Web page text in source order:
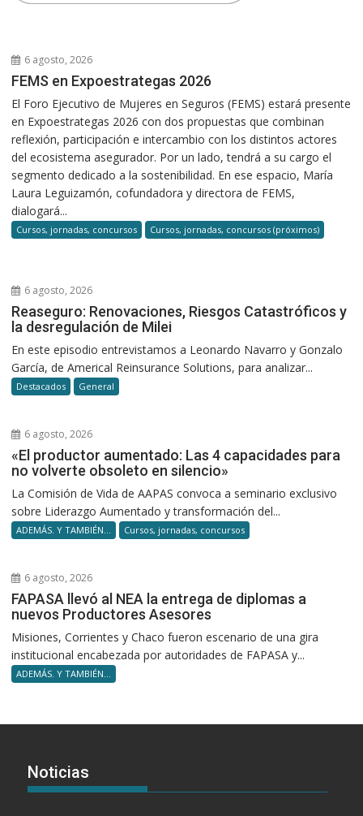
6 agosto, 2026
FEMS en Expoestrategas 2026
El Foro Ejecutivo de Mujeres en Seguros (FEMS) estará presente
en Expoestrategas 2026 con dos propuestas que combinan
reflexión, participación e intercambio con los distintos actores
del ecosistema asegurador. Por un lado, tendrá a su cargo el
segmento dedicado a la sostenibilidad. En ese espacio, María
Laura Leguizamón, cofundadora y directora de FEMS,
dialogará...
Cursos, jornadas, concursos Cursos, jornadas, concursos (próximos)
6 agosto, 2026
Reaseguro: Renovaciones, Riesgos Catastróficos y
la desregulación de Milei
En este episodio entrevistamos a Leonardo Navarro y Gonzalo
García, de Americal Reinsurance Solutions, para analizar...
Destacados General
6 agosto, 2026
«El productor aumentado: Las 4 capacidades para
no volverte obsoleto en silencio»
La Comisión de Vida de AAPAS convoca a seminario exclusivo
sobre Liderazgo Aumentado y transformación del...
ADEMÁS. Y TAMBIÉN... Cursos, jornadas, concursos
6 agosto, 2026
FAPASA llevó al NEA la entrega de diplomas a
nuevos Productores Asesores
Misiones, Corrientes y Chaco fueron escenario de una gira
institucional encabezada por autoridades de FAPASA y...
ADEMÁS. Y TAMBIÉN...
Noticias